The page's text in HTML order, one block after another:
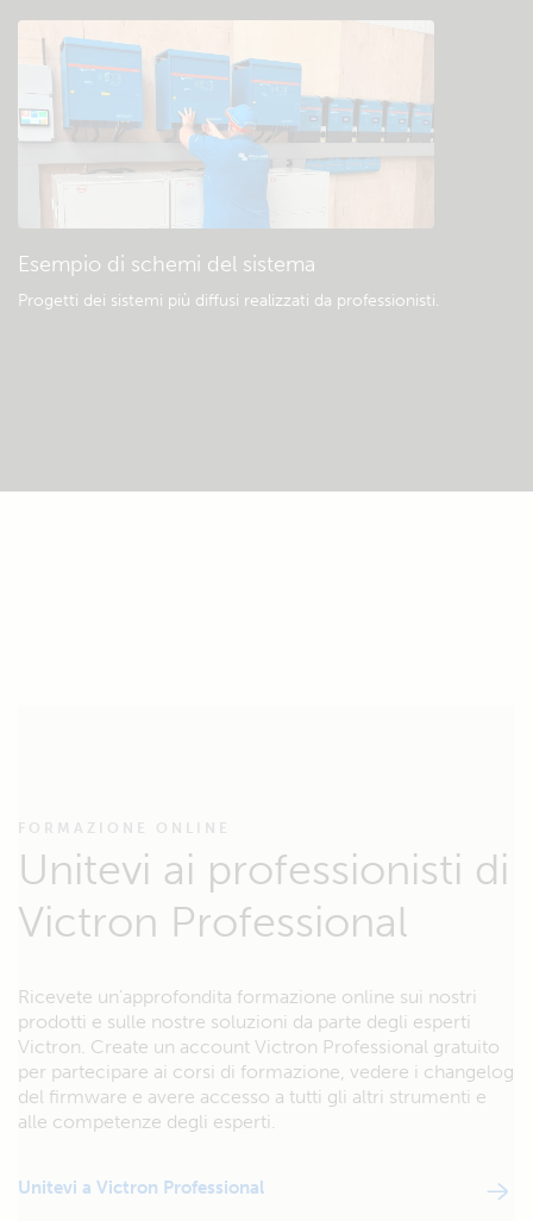
Esempio di schemi del sistema
Progetti dei sistemi più diffusi realizzati da professionisti.
FORMAZIONE ONLINE
Unitevi ai professionisti di
Victron Professional
Ricevete un’approfondita formazione online sui nostri
prodotti e sulle nostre soluzioni da parte degli esperti
Victron. Create un account Victron Professional gratuito
per partecipare ai corsi di formazione, vedere i changelog
del firmware e avere accesso a tutti gli altri strumenti e
alle competenze degli esperti.
Unitevi a Victron Professional